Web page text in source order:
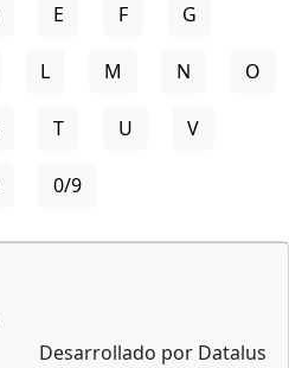
E F G
L M N O
T U V
0/9
Desarrollado por Datalus